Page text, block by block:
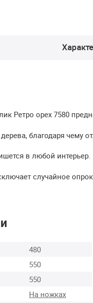
Ретро орех 7580
благодаря чему
в любой интерьер.
случайное
480
550
550
На ножках